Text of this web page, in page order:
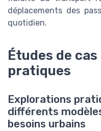
déplacements des
quotidien.
Études de
pratiques
Explorations
différents
besoins urbains